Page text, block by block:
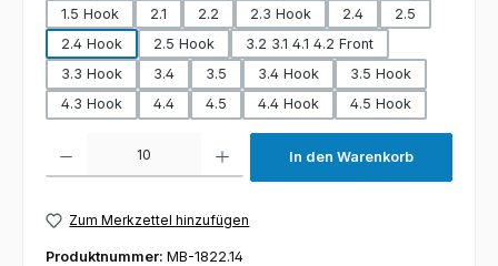
1.5 Hook
2.1 2.2 2.3 Hook 2.4
2.5
2.4 Hook
2.5 Hook
3.2 3.1 4.1 4.2 Front
3.3 Hook
3.4 3.5 3.4 Hook
3.5 Hook
4.3 Hook
4.4 4.5 4.4 Hook 4.5 Hook
In den Warenkorb
Zum Merkzettel hinzufügen
Produktnummer: MB-1822.14